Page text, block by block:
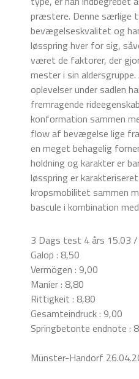
præstere. Denne særlige
bevægelseskvalitet og
løsspring hver for sig,
været de faktorer, der
mester i sin
oplevelser under sadlen
fremragende
konformation sammen
flow af bevægelse lige
en meget behagelig
holdning og karakter er
løsspring er
kropsmobilitet sammen
bascule i kombination
3 Dags test 4 års 15.03 /
Galop : 8,50
Vermögen : 9,00
Manier : 8,80
Rittigkeit : 8,80
Gesamteindruck : 9,00
Springbetonte endnote :
Münster-Handorf